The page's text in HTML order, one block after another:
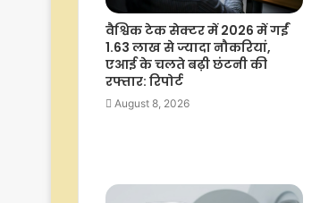
वैश्विक टेक सेक्टर में 2026 में गईं
1.63 लाख से ज्यादा नौकरियां,
एआई के चलते बढ़ी छंटनी की
रफ्तार: रिपोर्ट
August 8, 2026